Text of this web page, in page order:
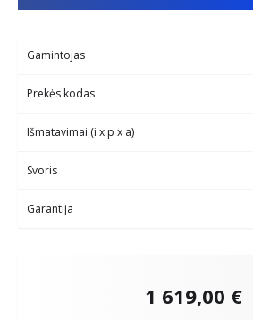
Gamintojas
Prekės kodas
Išmatavimai (i x p x a)
Svoris
Garantija
1 619,00 €